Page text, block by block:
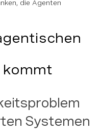
die Agenten
kommt
Systemen